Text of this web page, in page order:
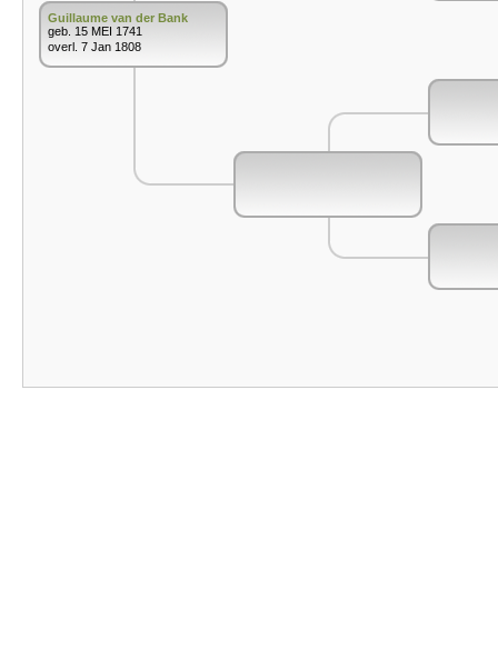
Guillaume van der Bank
geb. 15 MEI 1741
overl. 7 Jan 1808